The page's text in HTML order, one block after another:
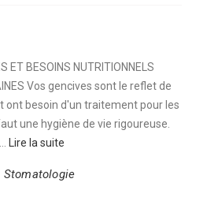
ET BESOINS NUTRITIONNELS
Vos gencives sont le reflet de
ont besoin d'un traitement pour les
une hygiène de vie rigoureuse.
Lire la suite
Stomatologie